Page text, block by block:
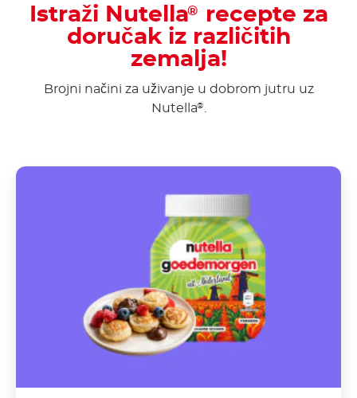
Istraži Nutella®
recepte za
doručak iz različitih
zemalja!
Brojni načini za uživanje u dobrom jutru uz
Nutella® .